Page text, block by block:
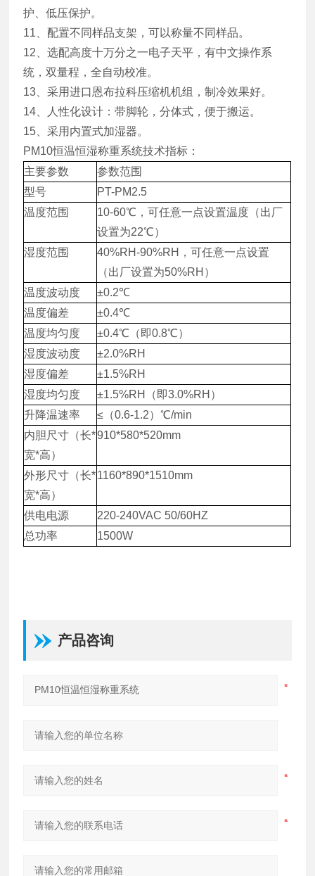
护、低压保护。
11、配置不同样品支架，可以称量不同样品。
12、选配高度十万分之一电子天平，有中文操作系
统，双量程，全自动校准。
13、采用进口恩布拉科压缩机机组，制冷效果好。
14、人性化设计：带脚轮，分体式，便于搬运。
15、采用内置式加湿器。
PM10恒温恒湿称重系统技术指标：
主要参数
参数范围
型号
PT-PM2.5
温度范围
10-60℃，可任意一点设置温度（出厂
设置为22℃）
湿度范围
40%RH-90%RH，可任意一点设置
（出厂设置为50%RH）
温度波动度
±0.2℃
温度偏差
±0.4℃
温度均匀度
±0.4℃（即0.8℃）
湿度波动度
±2.0%RH
湿度偏差
±1.5%RH
湿度均匀度
±1.5%RH（即3.0%RH）
升降温速率
≤（0.6-1.2）℃/min
内胆尺寸（长*
宽*高）
910*580*520mm
外形尺寸（长*
宽*高）
1160*890*1510mm
供电电源
220-240VAC 50/60HZ
总功率
1500W
产品咨询